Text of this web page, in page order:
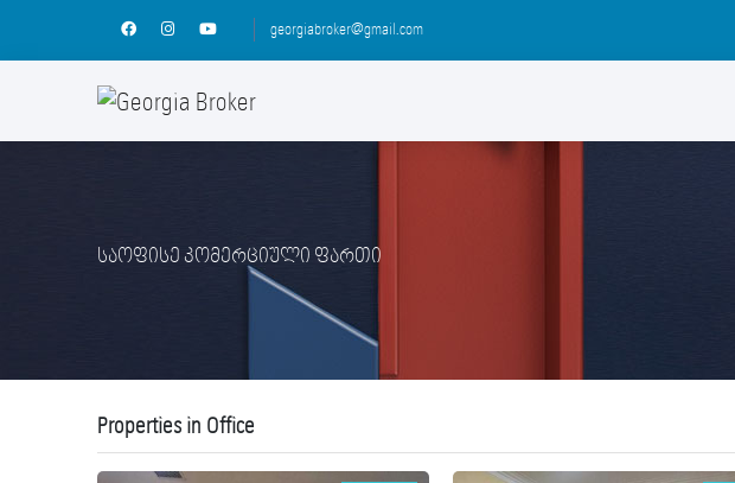
georgiabroker@gmail.com
საოფისე კომერციული ფართი
Properties in Office